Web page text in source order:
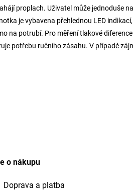
proplach. Uživatel může jednoduše
je vybavena přehlednou LED
na potrubí. Pro měření tlakové
potřebu ručního zásahu. V případě
o nákupu
Doprava a platba